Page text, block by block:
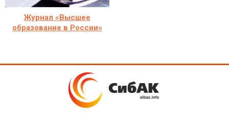
Журнал «Высшее
образование в России»